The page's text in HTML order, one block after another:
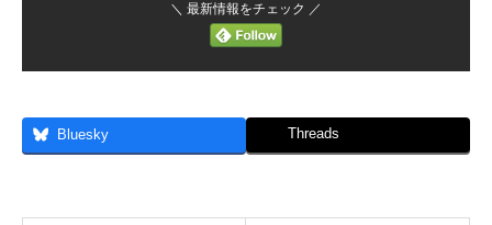
＼ 最新情報をチェック ／
Bluesky Threads